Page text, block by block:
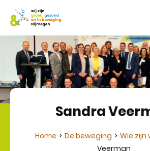
Sandra
Home De beweging Wie zijn
Veerman